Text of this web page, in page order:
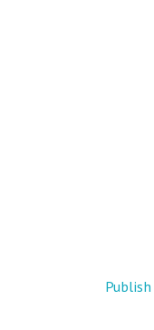
Publish